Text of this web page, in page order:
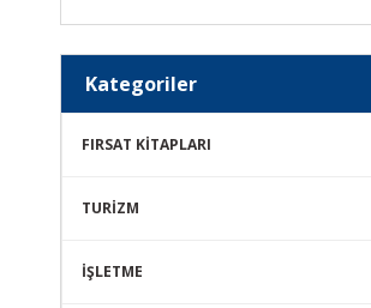
Kategoriler
FIRSAT KİTAPLARI
TURİZM
İŞLETME